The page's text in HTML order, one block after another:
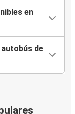
en
autobús de